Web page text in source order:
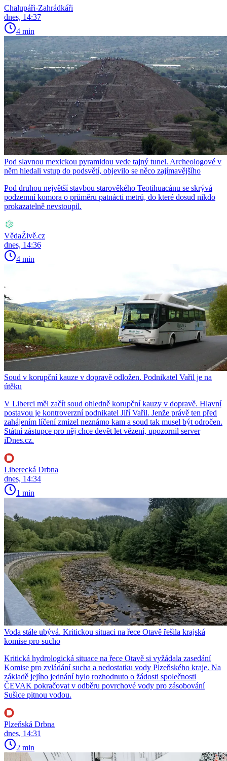
Chalupáři-Zahrádkáři
dnes, 14:37
4 min
Pod slavnou mexickou pyramidou vede tajný tunel. Archeologové v
něm hledali vstup do podsvětí, objevilo se něco zajímavějšího
Pod druhou největší stavbou starověkého Teotihuacánu se skrývá
podzemní komora o průměru patnácti metrů, do které dosud nikdo
prokazatelně nevstoupil.
VědaŽivě.cz
dnes, 14:36
4 min
Soud v korupční kauze v dopravě odložen. Podnikatel Vařil je na
útěku
V Liberci měl začít soud ohledně korupční kauzy v dopravě. Hlavní
postavou je kontroverzní podnikatel Jiří Vařil. Jenže právě ten před
zahájením líčení zmizel neznámo kam a soud tak musel být odročen.
Státní zástupce pro něj chce devět let vězení, upozornil server
iDnes.cz.
Liberecká Drbna
dnes, 14:34
1 min
Voda stále ubývá. Kritickou situaci na řece Otavě řešila krajská
komise pro sucho
Kritická hydrologická situace na řece Otavě si vyžádala zasedání
Komise pro zvládání sucha a nedostatku vody Plzeňského kraje. Na
základě jejího jednání bylo rozhodnuto o žádosti společnosti
ČEVAK pokračovat v odběru povrchové vody pro zásobování
Sušice pitnou vodou.
Plzeňská Drbna
dnes, 14:31
2 min